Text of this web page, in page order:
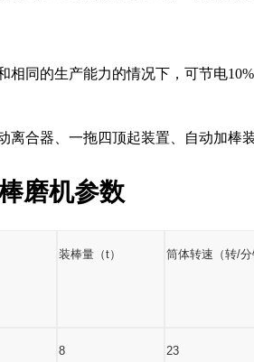
相同的生产能力的情况下，可节电
合器、一拖四顶起装置、自动加棒
磨机参数
装棒量（t） 筒体转速（转/分
8 23